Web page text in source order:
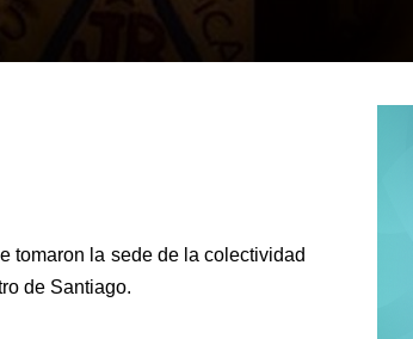
tomaron la sede de lacolectividad
de Santiago.